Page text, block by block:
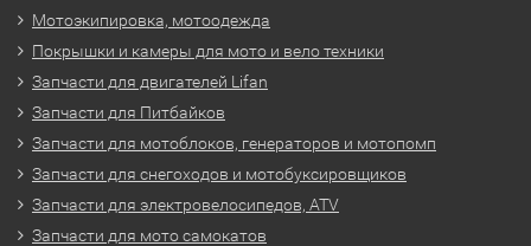
Мотоэкипировка, мотоодежда
Покрышки и камеры для мото и вело техники
Запчасти для двигателей Lifan
Запчасти для Питбайков
Запчасти для мотоблоков, генераторов и мотопомп
Запчасти для снегоходов и мотобуксировщиков
Запчасти для электровелосипедов, ATV
Запчасти для мото самокатов